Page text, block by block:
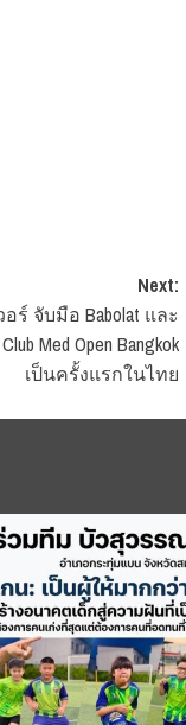
Next:
ร์ จับมือ Babolat และ
Med Open Bangkok
เป็นครั้งแรกในไทย